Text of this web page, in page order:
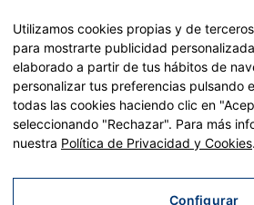
Plan de Recuperación, Transformación y
Recuperación y resiliencia, establecido
2021/241 del Parlamento Europeo y del
Utilizamos cookies propias y de
para mostrarte publicidad
elaborado a partir de tus hábitos de
personalizar tus preferencias pulsando
todas las cookies haciendo clic en
seleccionando "Rechazar". Para más
nuestra Política de Privacidad y Cookies.
Configurar